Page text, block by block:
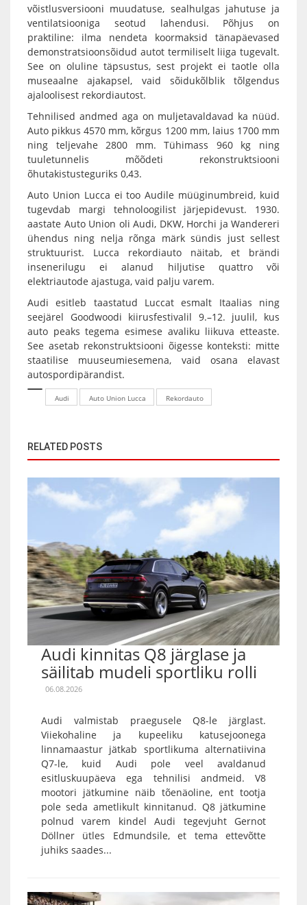
võistlusversiooni muudatuse, sealhulgas jahutuse ja
ventilatsiooniga seotud lahendusi. Põhjus on
praktiline: ilma nendeta koormaksid tänapäevased
demonstratsioonsõidud autot termiliselt liiga tugevalt.
See on oluline täpsustus, sest projekt ei taotle olla
museaalne ajakapsel, vaid sõidukõlblik tõlgendus
ajaloolisest rekordiautost.
Tehnilised andmed aga on muljetavaldavad ka nüüd.
Auto pikkus 4570 mm, kõrgus 1200 mm, laius 1700 mm
ning teljevahe 2800 mm. Tühimass 960 kg ning
tuuletunnelis mõõdeti rekonstruktsiooni
õhutakistusteguriks 0,43.
Auto Union Lucca ei too Audile müüginumbreid, kuid
tugevdab margi tehnoloogilist järjepidevust. 1930.
aastate Auto Union oli Audi, DKW, Horchi ja Wandereri
ühendus ning nelja rõnga märk sündis just sellest
struktuurist. Lucca rekordiauto näitab, et brändi
insenerilugu ei alanud hiljutise quattro või
elektriautode ajastuga, vaid palju varem.
Audi esitleb taastatud Luccat esmalt Itaalias ning
seejärel Goodwoodi kiirusfestivalil 9.–12. juulil, kus
auto peaks tegema esimese avaliku liikuva etteaste.
See asetab rekonstruktsiooni õigesse konteksti: mitte
staatilise muuseumiesemena, vaid osana elavast
autospordipärandist.
Audi Auto Union Lucca Rekordauto
RELATED POSTS
Audi kinnitas Q8 järglase ja
säilitab mudeli sportliku rolli
06.08.2026
Audi valmistab praegusele Q8-le järglast.
Viiekohaline ja kupeeliku katusejoonega
linnamaastur jätkab sportlikuma alternatiivina
Q7-le, kuid Audi pole veel avaldanud
esitluskuupäeva ega tehnilisi andmeid. V8
mootori jätkumine näib tõenäoline, ent tootja
pole seda ametlikult kinnitanud. Q8 jätkumine
polnud varem kindel Audi tegevjuht Gernot
Döllner ütles Edmundsile, et tema ettevõtte
juhiks saades...